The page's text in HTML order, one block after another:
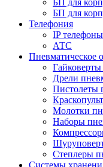
БП для
БП для
Телефония
IP телефоны
АТС
Пневматическое
Дрели
Пистолеты
Молотки
Наборы
Степлеры
Cистемы